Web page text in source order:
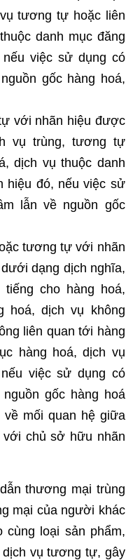
tương tự hoặc liên
danh mục đăng
việc sử dụng có
gốc hàng hoá,
với nhãn hiệu được
vụ trùng, tương tự
dịch vụ thuộc danh
hiệu đó, nếu việc sử
lẫn về nguồn gốc
tương tự với nhãn
dạng dịch nghĩa,
cho hàng hoá,
hoá, dịch vụ không
liên quan tới hàng
hàng hoá, dịch vụ
việc sử dụng có
gốc hàng hoá
mối quan hệ giữa
chủ sở hữu nhãn
thương mại trùng
mại của người khác
loại sản phẩm,
dịch vụ tương tự, gây